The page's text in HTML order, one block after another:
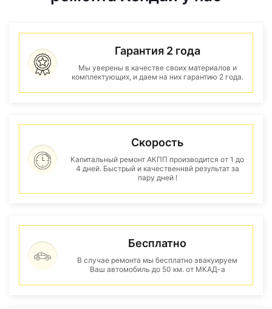
Гарантия 2 года
Мы уверены в качестве своих материалов и
комплектующих, и даем на них гарантию 2 года.
Скорость
Капитальный ремонт АКПП производится от 1 до
4 дней. Быстрый и качественнвй результат за
пару дней !
Бесплатно
В случае ремонта мы бесплатно эвакуируем
Ваш автомобиль до 50 км. от МКАД-а